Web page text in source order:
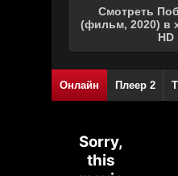
Смотреть
(фильм, 2020) в
HD
Онлайн Плеер 2